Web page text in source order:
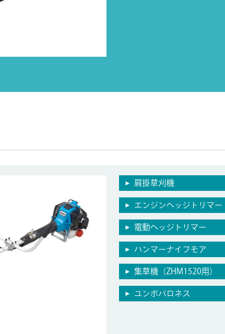
肩掛草刈機
エンジンヘッジトリマー
電動ヘッジトリマー
ハンマーナイフモア
集草機（ZHM1520用）
ユンボバロネス